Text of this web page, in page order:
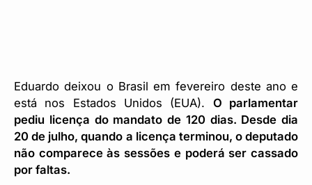
Eduardo deixou o Brasil em fevereiro deste ano e
está nos Estados Unidos (EUA). O parlamentar
pediu licença do mandato de 120 dias. Desde dia
20 de julho, quando a licença terminou, o deputado
não comparece às sessões e poderá ser cassado
por faltas.